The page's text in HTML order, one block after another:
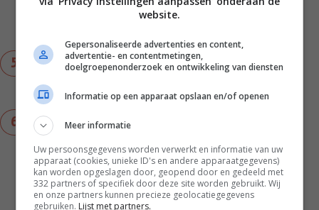
intens. Doe dit wel op lage temperatuur en
controleer af en toe of de pan niet droog kookt.
Als de saus bijna klaar is, ga je de spaghetti
koken. Doe dit al dente, zodat de spaghetti nog
een lichte bite heeft.
Serveer de spaghetti op een bord met daarover
een flinke schep van de saus. Rasp daarover
wat verse Parmezaanse kaas. Buon appetito 🙂
Notities
website.
Gepersonaliseerde advertenties en content,
advertentie- en contentmetingen,
doelgroepenonderzoek en ontwikkeling van diensten
Informatie op een apparaat opslaan en/of openen
Meer informatie
Uw persoonsgegevens worden verwerkt en informatie van uw
apparaat (cookies, unieke ID's en andere apparaatgegevens)
kan worden opgeslagen door, geopend door en gedeeld met
332 partners of specifiek door deze site worden gebruikt. Wij
en onze partners kunnen precieze geolocatiegegevens
gebruiken. Lijst met partners.